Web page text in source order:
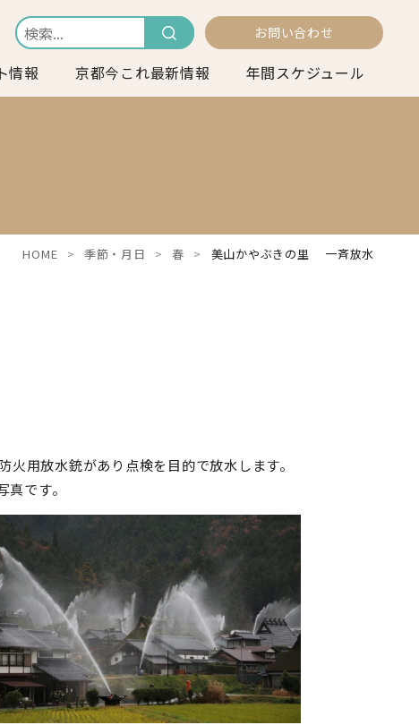
お問い合わせ
情報 京都今これ最新情報 年間スケジュール
HOME 季節・月日 春 美山かやぶきの里 一斉放水
用放水銃があり点検を目的で放水します。
です。